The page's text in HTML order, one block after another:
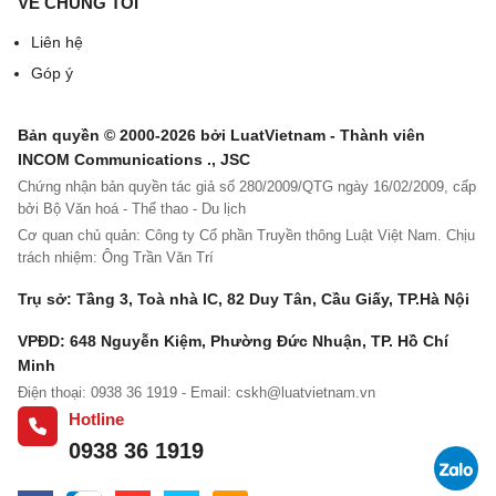
- Bổ nhiệm, miễn nhiệm, bãi nhiệm các chức danh
quản lý trong công ty, trừ các chức danh thuộc thẩm
- Ký kết hợp đồng nhân danh công ty, trừ trường
hợp thuộc thẩm quyền của Chủ tịch
Hội đồng quản
trị / Hội đồng thành viên;
- Kiến nghị phương án cơ cấu tổ chức công ty;
- Trình báo cáo quyết toán tài chính hằng năm lên
Hội đồng quản trị / Hội đồng thành viên
- Kiến nghị phương án sử dụng lợi nhuận hoặc xử
lý lỗ trong kinh doanh;
- Tuyển dụng lao động;
- Quyền và nghĩa vụ khác được quy định tại Điều lệ
Liên hệ
Góp ý
Bản quyền © 2000-2026 bởi LuatVietnam - Thành viên
INCOM Communications ., JSC
Chứng nhận bản quyền tác giả số 280/2009/QTG ngày 16/02/2009, cấp
bởi Bộ Văn hoá - Thể thao - Du lịch
Cơ quan chủ quản: Công ty Cổ phần Truyền thông Luật Việt Nam. Chịu
trách nhiệm: Ông Trần Văn Trí
Trụ sở: Tầng 3, Toà nhà IC, 82 Duy Tân, Cầu Giấy, TP.Hà Nội
VPĐD: 648 Nguyễn Kiệm, Phường Đức Nhuận, TP. Hồ Chí
Minh
Điện thoại: 0938 36 1919 - Email: cskh@luatvietnam.vn
Hotline
0938 36 1919